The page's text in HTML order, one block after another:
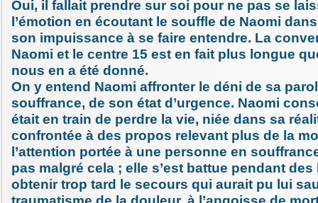
Oui, il fallait prendre sur soi pour ne pas se
l’émotion en écoutant le souffle de Naomi
son impuissance à se faire entendre. La
Naomi et le centre 15 est en fait plus longue
nous en a été donné.
On y entend Naomi affronter le déni de sa
souffrance, de son état d’urgence. Naomi
était en train de perdre la vie, niée dans sa
confrontée à des propos relevant plus de la
l’attention portée à une personne en
pas malgré cela ; elle s’est battue pendant
obtenir trop tard le secours qui aurait pu lui